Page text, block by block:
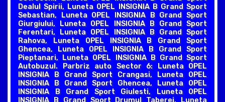
Dealul Spirii, Luneta OPEL INSIGNIA B Grand Sport
Sebastian, Luneta OPEL INSIGNIA B Grand Sport
Giurgiului, Luneta OPEL INSIGNIA B Grand Sport
Ferentari, Luneta OPEL INSIGNIA B Grand Sport
Rahova, Luneta OPEL INSIGNIA B Grand Sport
Ghencea, Luneta OPEL INSIGNIA B Grand Sport
Pieptanari, Luneta OPEL INSIGNIA B Grand Sport
Autobuzul. Parbriz auto Sector 6: Luneta OPEL
INSIGNIA B Grand Sport Crangasi, Luneta OPEL
INSIGNIA B Grand Sport Ghencea, Luneta OPEL
INSIGNIA B Grand Sport Giulesti, Luneta OPEL
INSIGNIA B Grand Sport Drumul Taberei, Luneta